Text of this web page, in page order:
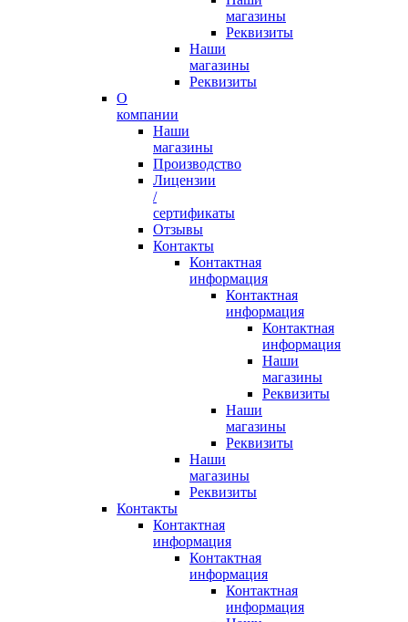
магазины
Реквизиты
Наши
магазины
Реквизиты
О
компании
Наши
магазины
Производство
Лицензии
/
сертификаты
Отзывы
Контакты
Контактная
информация
Контактная
информация
Контактная
информация
Наши
магазины
Реквизиты
Наши
магазины
Реквизиты
Наши
магазины
Реквизиты
Контакты
Контактная
информация
Контактная
информация
Контактная
информация